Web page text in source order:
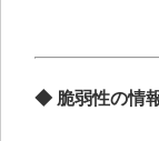
◆ 脆弱性の情